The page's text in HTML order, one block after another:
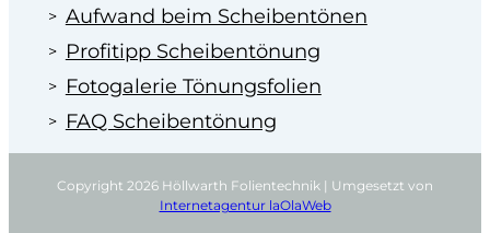
Aufwand beim Scheibentönen
Profitipp Scheibentönung
Fotogalerie Tönungsfolien
FAQ Scheibentönung
Copyright 2026 Höllwarth Folientechnik | Umgesetzt von
Internetagentur laOlaWeb